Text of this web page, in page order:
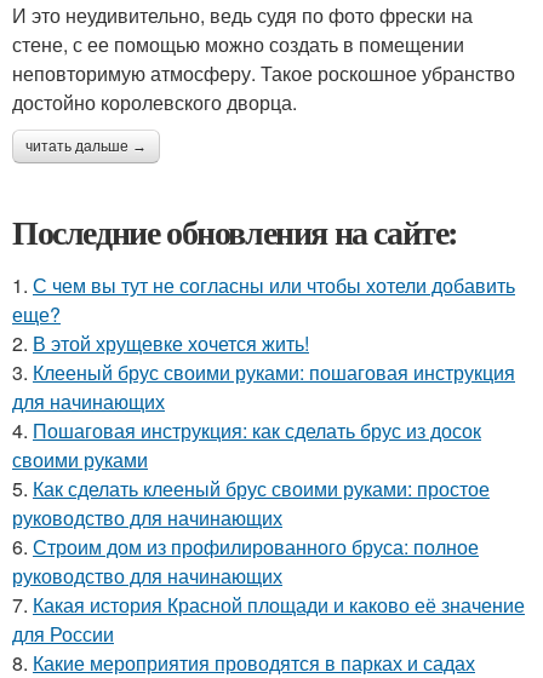
И это неудивительно, ведь судя по фото фрески на
стене, с ее помощью можно создать в помещении
неповторимую атмосферу. Такое роскошное убранство
достойно королевского дворца.
читать дальше →
Последние обновления на сайте:
1. С чем вы тут не согласны или чтобы хотели добавить
еще?
2. В этой хрущевке хочется жить!
3. Клееный брус своими руками: пошаговая инструкция
для начинающих
4. Пошаговая инструкция: как сделать брус из досок
своими руками
5. Как сделать клееный брус своими руками: простое
руководство для начинающих
6. Строим дом из профилированного бруса: полное
руководство для начинающих
7. Какая история Красной площади и каково её значение
для России
8. Какие мероприятия проводятся в парках и садах